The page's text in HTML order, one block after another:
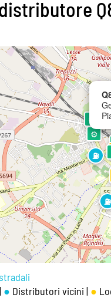
⛽
⛽
⚙
⚙
● Distributori vicini | ●